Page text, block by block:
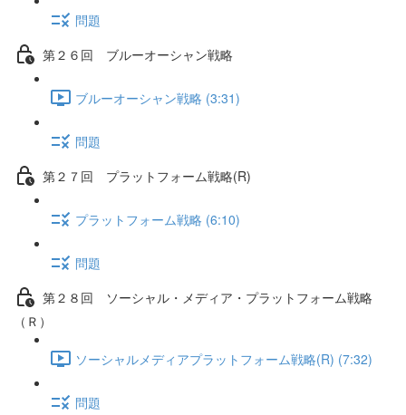
問題
第２６回 ブルーオーシャン戦略
ブルーオーシャン戦略 (3:31)
問題
第２７回 プラットフォーム戦略(R)
プラットフォーム戦略 (6:10)
問題
第２８回 ソーシャル・メディア・プラットフォーム戦略
（Ｒ）
ソーシャルメディアプラットフォーム戦略(R) (7:32)
問題